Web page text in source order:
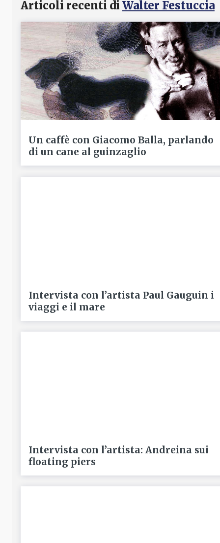
Articoli recenti di Walter Festuccia
Un caffè con Giacomo Balla, parlando
di un cane al guinzaglio
Intervista con l’artista Paul Gauguin i
viaggi e il mare
Intervista con l’artista: Andreina sui
floating piers